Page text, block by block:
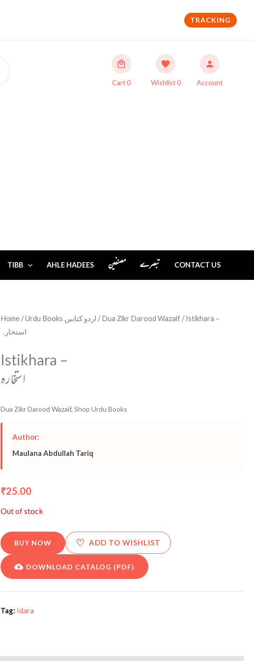
TRACKING
Cart0 Wishlist0 Account
TIBB AHLE HADEES مصنفین تبصرے CONTACT US
Home/ Urdu Books اردو کتابیں /Dua Zikr Darood Wazaif/ Istikhara –
استخارہ
Istikhara –
استخارہ
Dua Zikr Darood Wazaif, Shop Urdu Books
Author:
Maulana Abdullah Tariq
₹25.00
Out of stock
BUY NOW ♡ ADD TO WISHLIST
DOWNLOAD CATALOG (PDF)
Tag: Idara